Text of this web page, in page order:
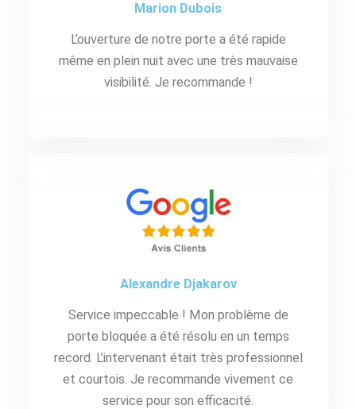
Marion Dubois
L’ouverture de notre porte a été rapide
même en plein nuit avec une très mauvaise
visibilité. Je recommande !
Alexandre Djakarov
Service impeccable ! Mon problème de
porte bloquée a été résolu en un temps
record. L’intervenant était très professionnel
et courtois. Je recommande vivement ce
service pour son efficacité.